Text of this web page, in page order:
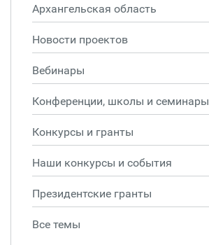
Архангельская область
Новости проектов
Вебинары
Конференции, школы и семинары
Конкурсы и гранты
Наши конкурсы и события
Президентские гранты
Все темы